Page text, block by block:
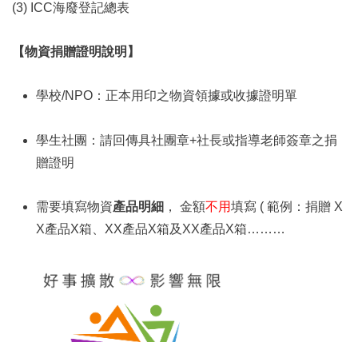
(3) ICC海廢登記總表
【物資捐贈證明說明】
學校/NPO：正本用印之物資領據或收據證明單
學生社團：請回傳具社團章+社長或指導老師簽章之捐
贈證明
需要填寫物資產品明細 ， 金額不用填寫 ( 範例：捐贈 X
X產品X箱、XX產品X箱及XX產品X箱………